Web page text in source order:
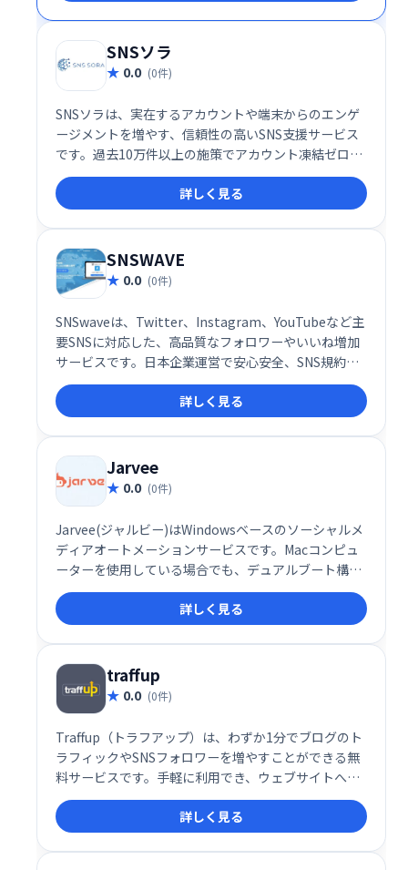
ております。
SNSソラ
0.0 (0件)
SNSソラは、実在するアカウントや端末からのエンゲ
ージメントを増やす、信頼性の高いSNS支援サービス
です。過去10万件以上の施策でアカウント凍結ゼロを
達成しており、安心してご利用いただけます。
詳しく見る
SNSWAVE
0.0 (0件)
SNSwaveは、Twitter、Instagram、YouTubeなど主
要SNSに対応した、高品質なフォロワーやいいね増加
サービスです。日本企業運営で安心安全、SNS規約を
遵守しているのでアカウント凍結の心配もありませ
ん。ワンクリックで簡単に注文でき、自然なフォロワ
ーを増やし、アカウントのエンゲージメントを高めら
れます。人気No.1サービスで、集客アップを目指しま
しょう！
詳しく見る
Jarvee
0.0 (0件)
Jarvee(ジャルビー)はWindowsベースのソーシャルメ
ディアオートメーションサービスです。Macコンピュ
ーターを使用している場合でも、デュアルブート構成
を選択するか、WindowsベースのVPNで操作すれば、
ソフトウェアを使用できます。
詳しく見る
traffup
0.0 (0件)
Traffup（トラフアップ）は、わずか1分でブログのト
ラフィックやSNSフォロワーを増やすことができる無
料サービスです。手軽に利用でき、ウェブサイトへの
アクセス数やSNSのエンゲージメント向上を支援しま
す。ブログ運営者やSNSアカウント保有者にとって、
集客促進に役立つ強力なツールです。
詳しく見る